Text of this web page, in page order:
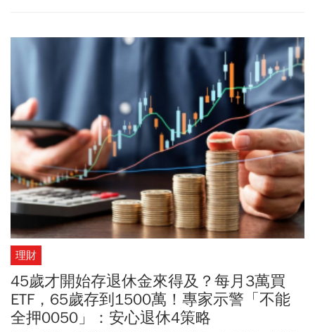
萬、10 萬退休金，究竟需要多少成本與張數？一次講明白。
理財
45歲才開始存退休金來得及？每月3萬買
ETF，65歲存到1500萬！專家示警「不能
全押0050」：安心退休4策略